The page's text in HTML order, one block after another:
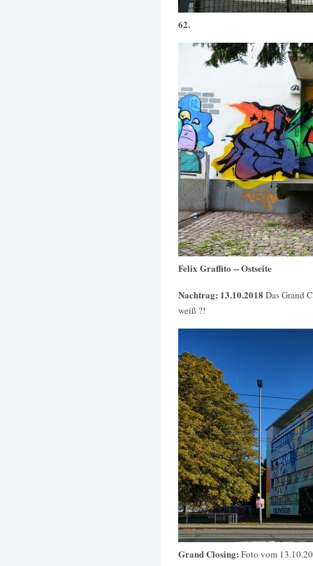
62.
Felix Graffito -- Ostseite
Nachtrag: 13.10.2018 Das Grand
weiß ?!
Grand Closing: Foto vom